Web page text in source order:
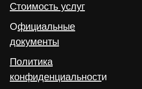
Стоимость услуг
Официальные
документы
Политика
конфиденциальности